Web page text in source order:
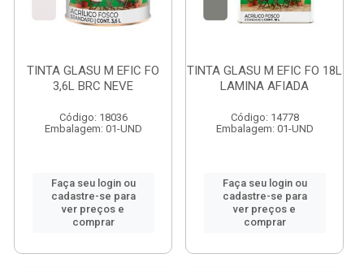
TINTA GLASU M EFIC FO
3,6L BRC NEVE
Código: 18036
Embalagem: 01-UND
Faça seu login ou
cadastre-se para
ver preços e
comprar
TINTA GLASU M EFIC FO 18L
LAMINA AFIADA
Código: 14778
Embalagem: 01-UND
Faça seu login ou
cadastre-se para
ver preços e
comprar